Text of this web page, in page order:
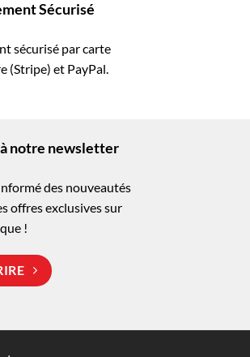
Sécurisé
sécurisé par carte
(Stripe) et PayPal.
notre newsletter
des nouveautés
offres exclusives sur
!